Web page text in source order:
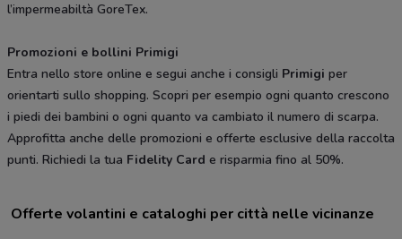
l’impermeabiltà GoreTex.
Promozioni e bollini Primigi
Entra nello store online e segui anche i consigli Primigi per
orientarti sullo shopping. Scopri per esempio ogni quanto crescono
i piedi dei bambini o ogni quanto va cambiato il numero di scarpa.
Approfitta anche delle promozioni e offerte esclusive della raccolta
punti. Richiedi la tua Fidelity Card e risparmia fino al 50%.
Offerte volantini e cataloghi per città nelle vicinanze